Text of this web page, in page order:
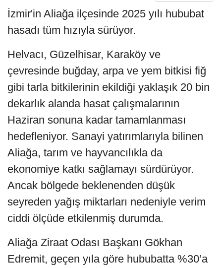
İzmir'in Aliağa ilçesinde 2025 yılı hububat
hasadı tüm hızıyla sürüyor.
Helvacı, Güzelhisar, Karaköy ve
çevresinde buğday, arpa ve yem bitkisi fiğ
gibi tarla bitkilerinin ekildiği yaklaşık 20 bin
dekarlık alanda hasat çalışmalarının
Haziran sonuna kadar tamamlanması
hedefleniyor. Sanayi yatırımlarıyla bilinen
Aliağa, tarım ve hayvancılıkla da
ekonomiye katkı sağlamayı sürdürüyor.
Ancak bölgede beklenenden düşük
seyreden yağış miktarları nedeniyle verim
ciddi ölçüde etkilenmiş durumda.
Aliağa Ziraat Odası Başkanı Gökhan
Edremit, geçen yıla göre hububatta %30’a